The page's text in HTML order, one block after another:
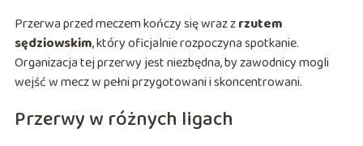
Przerwa przed meczem kończy się wraz zrzutem
sędziowskim, który oficjalnie rozpoczyna spotkanie.
Organizacja tej przerwy jest niezbędna, by zawodnicy mogli
wejść w mecz w pełni przygotowani i skoncentrowani.
Przerwy w różnych ligach